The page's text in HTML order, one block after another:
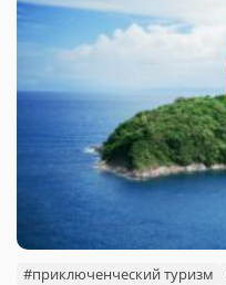
#приключенческий туризм